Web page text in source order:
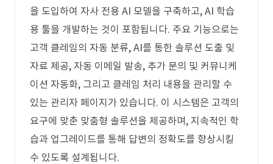
을 도입하여 자사 전용 AI 모델을 구축하고, AI 학습
용 툴을 개발하는 것이 포함됩니다. 주요 기능으로는
고객 클레임의 자동 분류, AI를 통한 솔루션 도출 및
자료 제공, 자동 이메일 발송, 추가 문의 및 커뮤니케
이션 자동화, 그리고 클레임 처리 내용을 관리할 수
있는 관리자 페이지가 있습니다. 이 시스템은 고객의
요구에 맞춘 맞춤형 솔루션을 제공하며, 지속적인 학
습과 업그레이드를 통해 답변의 정확도를 향상시킬
수 있도록 설계됩니다.